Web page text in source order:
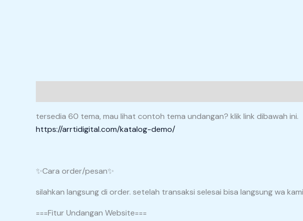
tersedia 60 tema, mau lihat contoh tema undangan? klik link dibawah ini.
https://arrtidigital.com/katalog-demo/
✨Cara order/pesan✨
silahkan langsung di order. setelah transaksi selesai bisa langsung wa
===Fitur Undangan Website===